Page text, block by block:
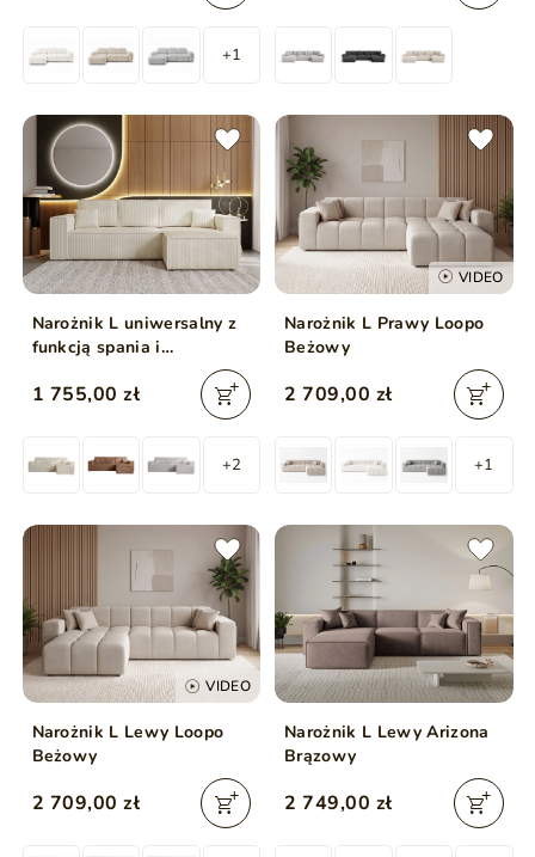
+1
Narożnik L uniwersalny z
funkcją spania i
pojemnikiem Prato XL
Beżowy
1 755,00 zł
+2
VIDEO
Narożnik L Prawy Loopo
Beżowy
2 709,00 zł
+1
VIDEO
Narożnik L Lewy Loopo
Beżowy
2 709,00 zł
Narożnik L Lewy Arizona
Brązowy
2 749,00 zł